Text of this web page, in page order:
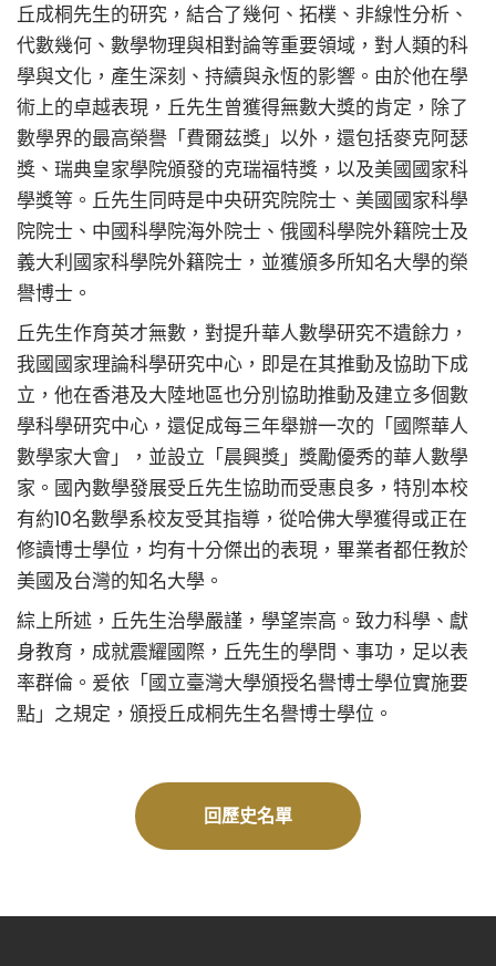
丘成桐先生的研究，結合了幾何、拓樸、非線性分析、
代數幾何、數學物理與相對論等重要領域，對人類的科
學與文化，產生深刻、持續與永恆的影響。由於他在學
術上的卓越表現，丘先生曾獲得無數大獎的肯定，除了
數學界的最高榮譽「費爾茲獎」以外，還包括麥克阿瑟
獎、瑞典皇家學院頒發的克瑞福特獎，以及美國國家科
學獎等。丘先生同時是中央研究院院士、美國國家科學
院院士、中國科學院海外院士、俄國科學院外籍院士及
義大利國家科學院外籍院士，並獲頒多所知名大學的榮
譽博士。
丘先生作育英才無數，對提升華人數學研究不遺餘力，
我國國家理論科學研究中心，即是在其推動及協助下成
立，他在香港及大陸地區也分別協助推動及建立多個數
學科學研究中心，還促成每三年舉辦一次的「國際華人
數學家大會」，並設立「晨興獎」獎勵優秀的華人數學
家。國內數學發展受丘先生協助而受惠良多，特別本校
有約10名數學系校友受其指導，從哈佛大學獲得或正在
修讀博士學位，均有十分傑出的表現，畢業者都任教於
美國及台灣的知名大學。
綜上所述，丘先生治學嚴謹，學望崇高。致力科學、獻
身教育，成就震耀國際，丘先生的學問、事功，足以表
率群倫。爰依「國立臺灣大學頒授名譽博士學位實施要
點」之規定，頒授丘成桐先生名譽博士學位。
回歷史名單